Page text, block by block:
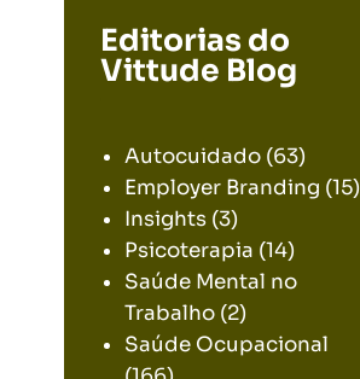
Editorias do
Vittude Blog
Autocuidado (63)
Employer Branding (15)
Insights (3)
Psicoterapia (14)
Saúde Mental no
Trabalho (2)
Saúde Ocupacional